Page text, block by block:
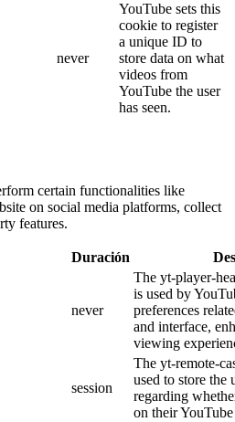
never
YouTube sets this
cookie to register
a unique ID to
store data on what
videos from
YouTube the user
has seen.
certain functionalities like
on social media platforms, collect
features.
Duración
never
The yt-player-
is used by
preferences
and interface,
viewing
session
The yt-remote-
used to store the
regarding
on their